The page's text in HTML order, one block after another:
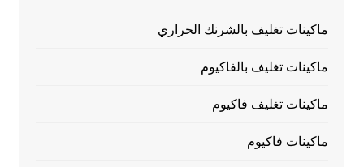
ماكينات تغليف بالشرنك الحراري
ماكينات تغليف بالفاكيوم
ماكينات تغليف فاكيوم
ماكينات فاكيوم